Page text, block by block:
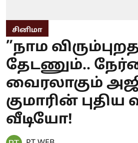
சினிமா
”நாம
தேடணும்..
வைரலாகும்
குமாரின்
வீடியோ!